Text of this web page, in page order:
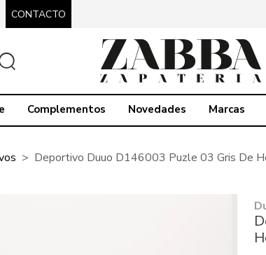
CONTACTO
Complementos Novedades Marcas
Deportivo Duuo D146003 Puzle 03 Gris De